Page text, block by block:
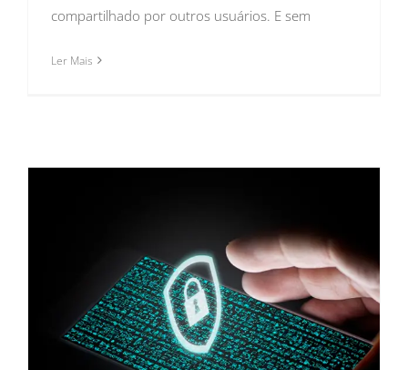
compartilhado por outros usuários. E sem
Ler Mais